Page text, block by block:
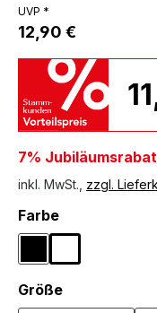
UVP *
12,90 €
7%
inkl. MwSt., zzgl.
Farbeauswählen
Schwarz
(Diese Option ist
Weiß
Größeauswählen